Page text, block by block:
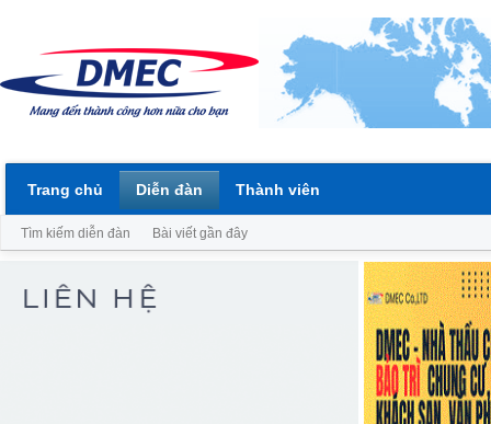
Trang chủ Diễn đàn
Tìm kiếm diễn đàn Bài viết gần đây
Thành viên